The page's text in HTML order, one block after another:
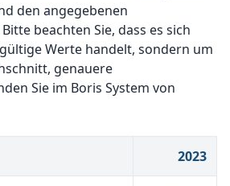
den angegebenen
beachten Sie, dass es sich
Werte handelt, sondern um
genauere
Sie im Boris System von
2023